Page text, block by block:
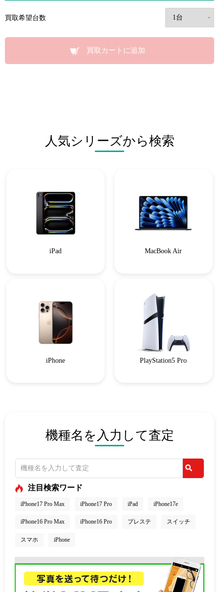
買取希望台数
買取カートに追加
人気シリーズから検索
iPad MacBook Air
iPhone PlayStation5 Pro
機種名を入力して査定
注目検索ワード
iPhone17 Pro Max iPhone17 Pro iPad iPhone17e
iPhone16 Pro Max iPhone16 Pro プレステ スイッチ
スマホ iPhone